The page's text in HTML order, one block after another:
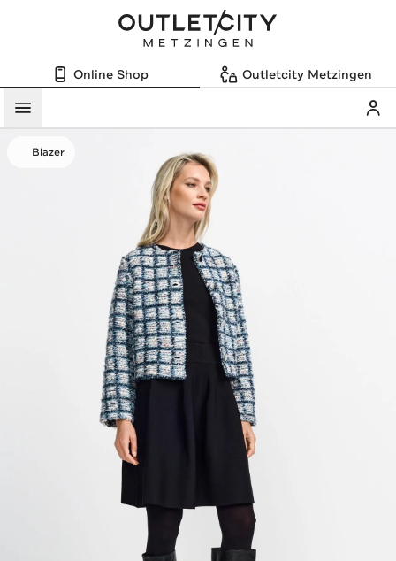
Online Shop Outletcity Metzingen
Menü
Blazer